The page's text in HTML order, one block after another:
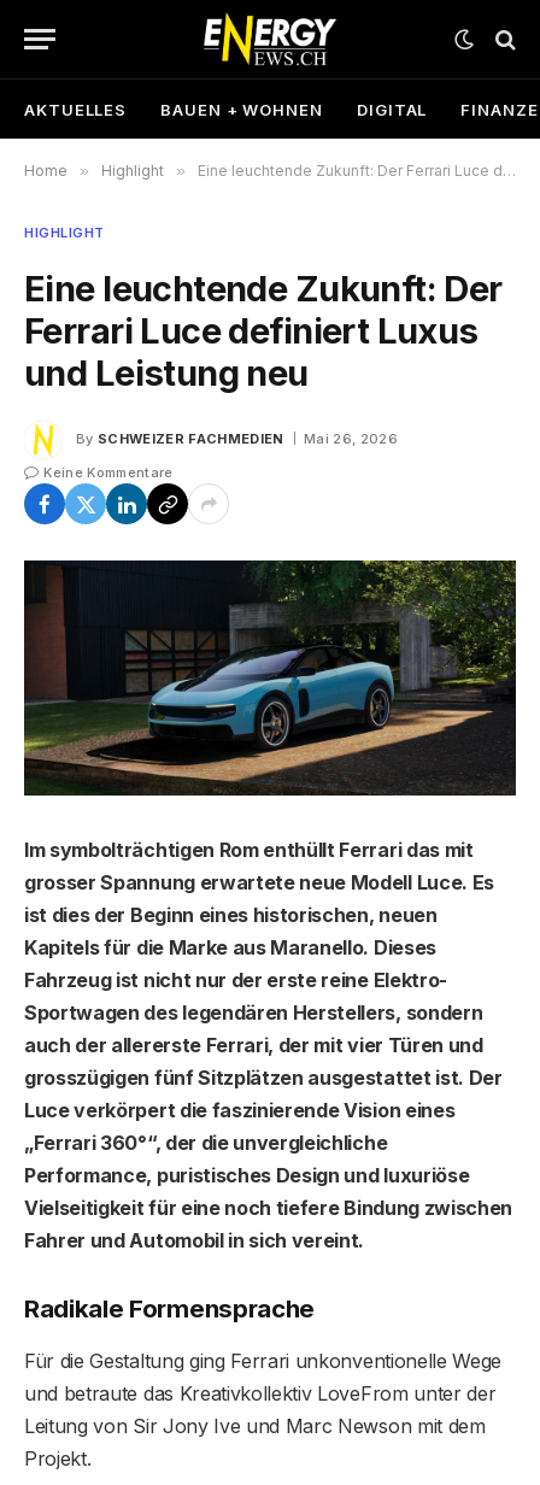
AKTUELLES BAUEN + WOHNEN DIGITAL
Home » Highlight » Eine leuchtende Zukunft: Der Ferrari Luce definiert Luxus und Leistung neu
HIGHLIGHT
Eine leuchtende Zukunft: Der
Ferrari Luce definiert Luxus
und Leistung neu
By SCHWEIZER FACHMEDIEN
Mai 26, 2026
Keine Kommentare
Im symbolträchtigen Rom enthüllt Ferrari das mit
grosser Spannung erwartete neue Modell Luce. Es
ist dies der Beginn eines historischen, neuen
Kapitels für die Marke aus Maranello. Dieses
Fahrzeug ist nicht nur der erste reine Elektro-
Sportwagen des legendären Herstellers, sondern
auch der allererste Ferrari, der mit vier Türen und
grosszügigen fünf Sitzplätzen ausgestattet ist. Der
Luce verkörpert die faszinierende Vision eines
„Ferrari 360°“, der die unvergleichliche
Performance, puristisches Design und luxuriöse
Vielseitigkeit für eine noch tiefere Bindung zwischen
Fahrer und Automobil in sich vereint.
Radikale Formensprache
Für die Gestaltung ging Ferrari unkonventionelle Wege
und betraute das Kreativkollektiv LoveFrom unter der
Leitung von Sir Jony Ive und Marc Newson mit dem
Projekt.